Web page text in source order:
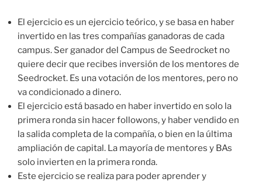
El ejercicio es un ejercicio teórico, y se basa en haber
invertido en las tres compañías ganadoras de cada
campus. Ser ganador del Campus de Seedrocket no
quiere decir que recibes inversión de los mentores de
Seedrocket. Es una votación de los mentores, pero no
va condicionado a dinero.
El ejercicio está basado en haber invertido en solo la
primera ronda sin hacer followons, y haber vendido en
la salida completa de la compañía, o bien en la última
ampliación de capital. La mayoría de mentores y BAs
solo invierten en la primera ronda.
Este ejercicio se realiza para poder aprender y